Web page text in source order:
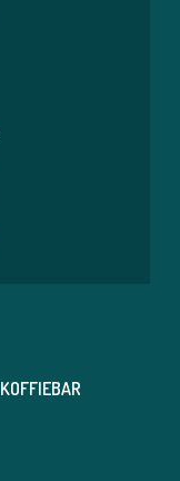
KOFFIEBAR